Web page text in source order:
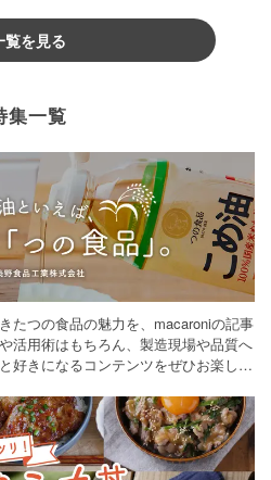
覧を見る
集一覧
たつの食品の魅力を、macaroniの記事
活用術はもちろん、製造現場や品質へ
好きになるコンテンツをぜひお楽しみ